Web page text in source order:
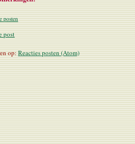
posten
post
op:Reacties posten (Atom)